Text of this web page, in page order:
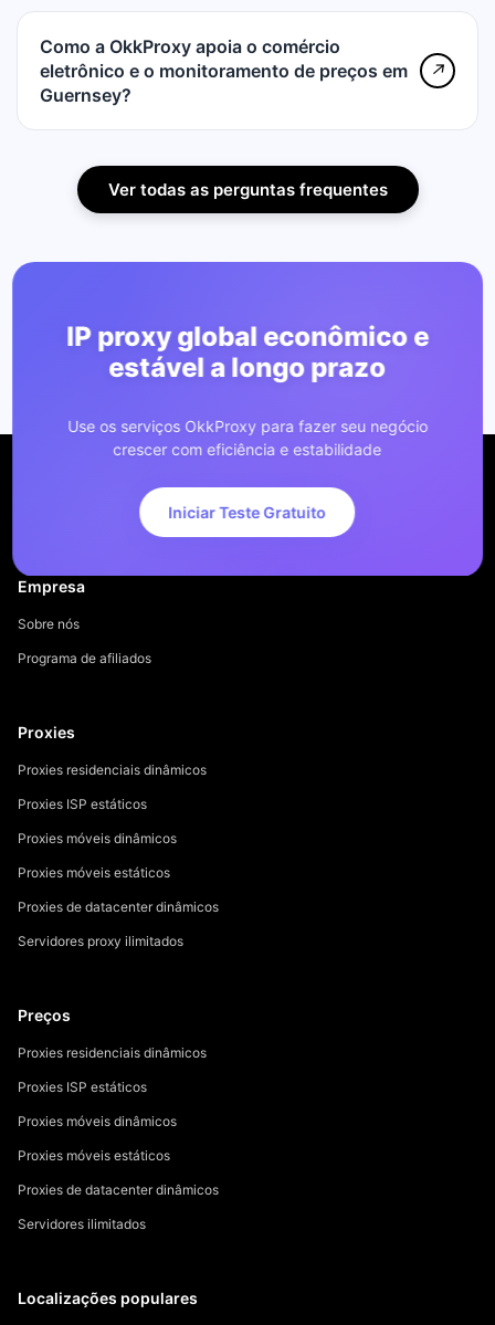
Como a OkkProxy apoia o comércio
eletrônico e o monitoramento de preços em
Guernsey?
↗
Ver todas as perguntas frequentes
IP proxy global econômico e
estável a longo prazo
Use os serviços OkkProxy para fazer seu negócio
crescer com eficiência e estabilidade
Iniciar Teste Gratuito
Empresa
Sobre nós
Programa de afiliados
Proxies
Proxies residenciais dinâmicos
Proxies ISP estáticos
Proxies móveis dinâmicos
Proxies móveis estáticos
Proxies de datacenter dinâmicos
Servidores proxy ilimitados
Preços
Proxies residenciais dinâmicos
Proxies ISP estáticos
Proxies móveis dinâmicos
Proxies móveis estáticos
Proxies de datacenter dinâmicos
Servidores ilimitados
Localizações populares